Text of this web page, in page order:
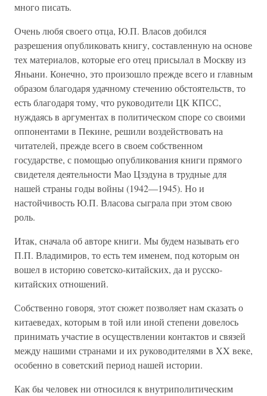
много писать.
Очень любя своего отца, Ю.П. Власов добился
разрешения опубликовать книгу, составленную на основе
тех материалов, которые его отец присылал в Москву из
Яньани. Конечно, это произошло прежде всего и главным
образом благодаря удачному стечению обстоятельств, то
есть благодаря тому, что руководители ЦК КПСС,
нуждаясь в аргументах в политическом споре со своими
оппонентами в Пекине, решили воздействовать на
читателей, прежде всего в своем собственном
государстве, с помощью опубликования книги прямого
свидетеля деятельности Мао Цзэдуна в трудные для
нашей страны годы войны (1942—1945). Но и
настойчивость Ю.П. Власова сыграла при этом свою
роль.
Итак, сначала об авторе книги. Мы будем называть его
П.П. Владимиров, то есть тем именем, под которым он
вошел в историю советско-китайских, да и русско-
китайских отношений.
Собственно говоря, этот сюжет позволяет нам сказать о
китаеведах, которым в той или иной степени довелось
принимать участие в осуществлении контактов и связей
между нашими странами и их руководителями в XX веке,
особенно в советский период нашей истории.
Как бы человек ни относился к внутриполитическим